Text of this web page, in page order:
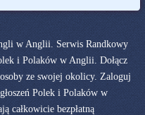
w Anglii. Serwis Randkowy
i Polaków w Anglii. Dołącz
ze swojej okolicy. Zaloguj
Polek i Polaków w
całkowicie bezpłatną